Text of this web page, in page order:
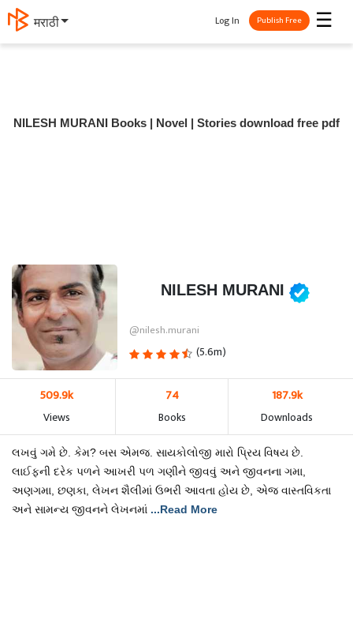
मराठी ☰
Log In Publish Free
NILESH MURANI Books | Novel | Stories download free pdf
NILESH MURANI
@nilesh.murani
(5.6m)
509.9k
Views
74
Books
187.9k
Downloads
લખવું ગમે છે. કેમ? બસ એમજ. સાયકોલોજી મારો પ્રિય વિષય છે.
લાઈફની દરેક પળને આખરી પળ ગણીને જીવવું અને જીવનના ગમા,
અણગમા, છણકા, લેખન શૈલીમાં ઉભરી આવતા હોય છે, એજ વાસ્તવિકતા
અને સામન્ય જીવનને લેખનમાં ...Read More